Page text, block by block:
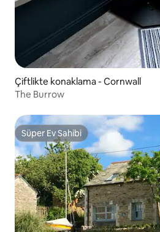
Çiftlikte konaklama - Cornwall
The Burrow
Süper Ev Sahibi
Süper Ev Sahibi